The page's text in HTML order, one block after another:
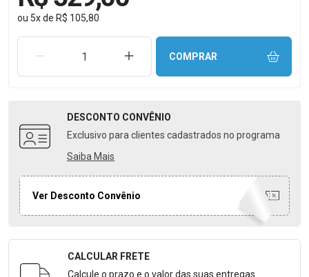
ou 5xde R$ 105,80
REMOVER UMA UNIDADEAUMENTAR UMA UNIDADE
COMPRAR
DESCONTO CONVÊNIO
Exclusivo para clientes cadastrados no programa
Saiba Mais
Ver Desconto Convênio
Formulário para Calcular o Frete
CALCULAR FRETE
Calcule o prazo e o valor das suas entregas